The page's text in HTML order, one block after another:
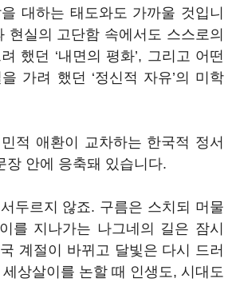
대하는 태도와도 가까울 것입니
현실의 고단함 속에서도 스스로의
했던 ‘내면의 평화’, 그리고 어떤
가려 했던 ‘정신적 자유’의 미학
적 애환이 교차하는 한국적 정서
장 안에 응축돼 있습니다.
두르지 않죠. 구름은 스치되 머물
를 지나가는 나그네의 길은 잠시
계절이 바뀌고 달빛은 다시 드러
상살이를 논할 때 인생도, 시대도